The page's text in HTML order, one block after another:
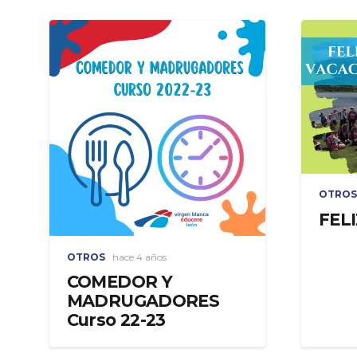
OTROS hace 4 años
COMEDOR Y
MADRUGADORES
Curso 22-23
OTROS